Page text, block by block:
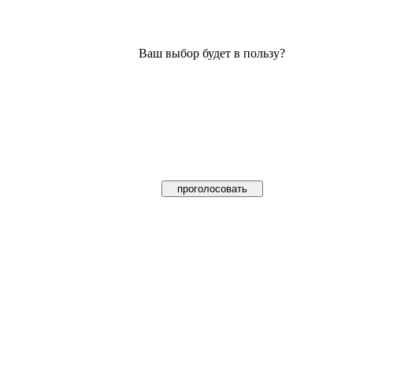
Ваш выбор будет в пользу?